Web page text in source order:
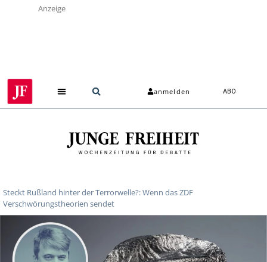
Anzeige
anmelden ABO
Steckt Rußland hinter der Terrorwelle?: Wenn das ZDF
Verschwörungstheorien sendet